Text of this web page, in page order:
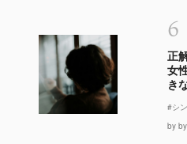
6
正
女
き
#シ
by